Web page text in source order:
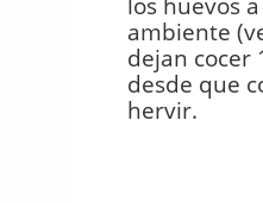
ambiente
dejan cocer
desde que
hervir.